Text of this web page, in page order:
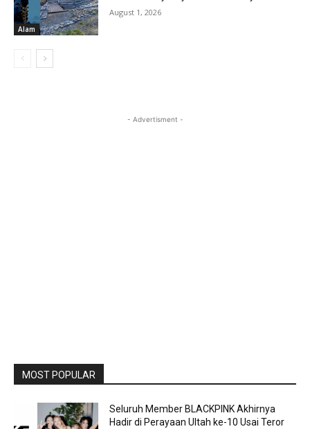
Alam
August 1, 2026
- Advertisment -
MOST POPULAR
Seluruh Member BLACKPINK Akhirnya
Hadir di Perayaan Ultah ke-10 Usai Teror